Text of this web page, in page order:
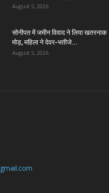
August 5, 2026
सोनीपत में जमीन विवाद ने लिया खतरनाक
मोड़, महिला ने देवर-भतीजे...
August 5, 2026